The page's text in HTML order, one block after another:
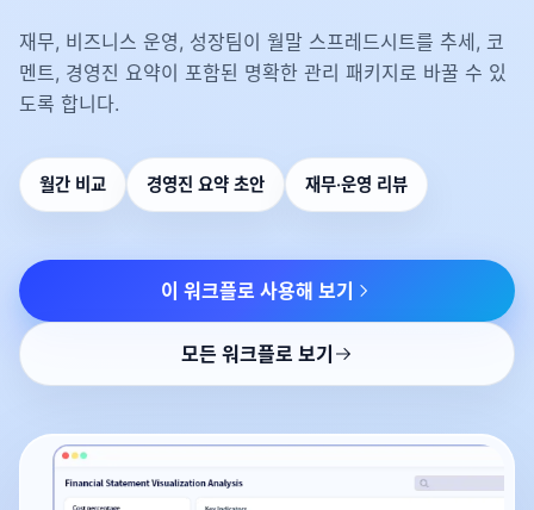
재무, 비즈니스 운영, 성장팀이 월말 스프레드시트를 추세, 코
멘트, 경영진 요약이 포함된 명확한 관리 패키지로 바꿀 수 있
도록 합니다.
월간 비교 경영진 요약 초안 재무·운영 리뷰
이 워크플로 사용해 보기
모든 워크플로 보기